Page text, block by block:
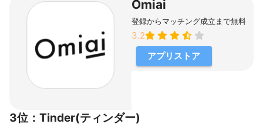
Omiai
登録からマッチング成立まで無料
3.2
アプリストア
3位：Tinder(ティンダー)